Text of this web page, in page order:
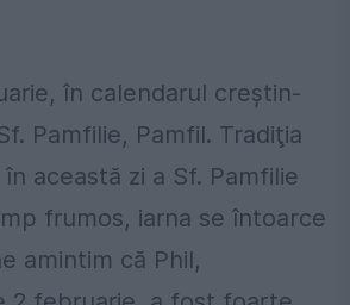
în calendarul creştin-
Pamfilie, Pamfil. Tradiţia
această zi a Sf. Pamfilie
frumos, iarna se întoarce
amintim că Phil,